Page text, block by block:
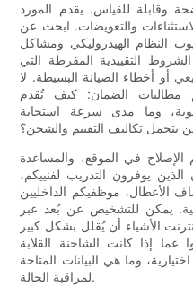
وقابلة للقياس. يقدم المورد
والتعويضات. ابحث عن
النظام الهيدروليكي ومشاكل
التقييدية المفرطة التي
أو أخطاء الصيانة البسيطة. لا
مطالبات الضمان: كيف تُقدم
وما مدى سرعة استجابة
يتحمل تكاليف التقييم والشحن؟
الإصلاح في الموقع، والمساعدة
يوفرون التدريب لفنييكم،
الأعطال، موظفيكم الداخليين
يمكن للتشخيص عن بُعد عبر
الأشياء أن يُقلل بشكل كبير
إذا كانت الشاحنة القلابة
وما هي البيانات المتاحة
لمراقبة الحالة.